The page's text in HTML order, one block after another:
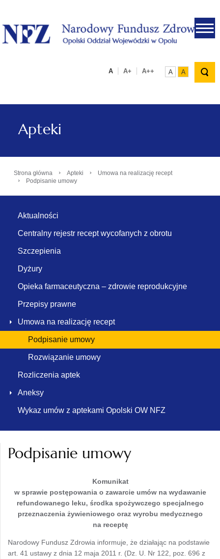
.
A A+ A++ A A
Apteki
Strona główna › Apteki › Umowa na realizację recept
› Podpisanie umowy
Aktualności
Centralny rejestr recept wycofanych z obrotu
Szczepienia
Dyżury
Opieka farmaceutyczna – zdrowie reprodukcyjne
Przepisy prawne
Umowa na realizację recept
Podpisanie umowy
Rozwiązanie umowy
Rozliczenia aptek
Aneksy
Wykaz umów z aptekami Opolski OW NFZ
Podpisanie umowy
Komunikat
w sprawie postępowania o zawarcie umów na wydawanie
refundowanego leku, środka spożywczego specjalnego
przeznaczenia żywieniowego oraz wyrobu medycznego
na receptę
Narodowy Fundusz Zdrowia informuje, że działając na podstawie
art. 41 ustawy z dnia 12 maja 2011 r. (Dz. U. Nr 122, poz. 696 z